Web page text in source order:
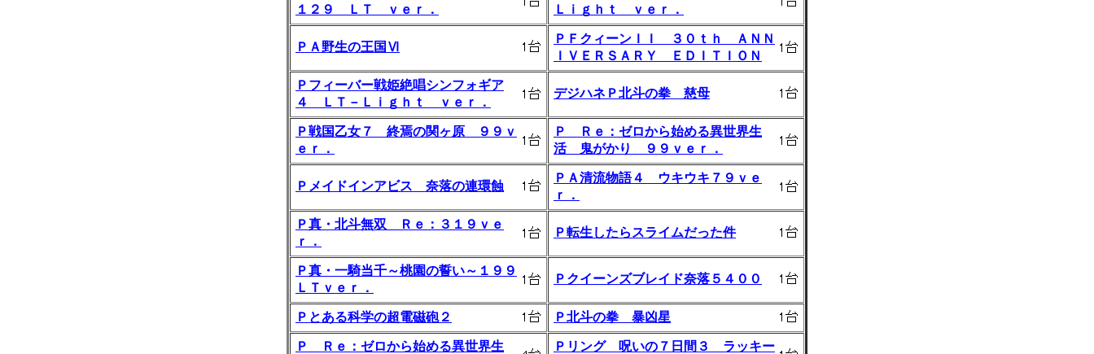
１２９ ＬＴ ｖｅｒ．
Ｌｉｇｈｔ ｖｅｒ．
ＰＡ野生の王国Ⅵ
ＰＦクィーンＩＩ ３０ｔｈ ＡＮＮ
ＩＶＥＲＳＡＲＹ ＥＤＩＴＩＯＮ
Ｐフィーバー戦姫絶唱シンフォギア
４ ＬＴ－Ｌｉｇｈｔ ｖｅｒ．
デジハネＰ北斗の拳 慈母
Ｐ戦国乙女７ 終焉の関ヶ原 ９９ｖ
ｅｒ．
Ｐ Ｒｅ：ゼロから始める異世界生
活 鬼がかり ９９ｖｅｒ．
Ｐメイドインアビス 奈落の連環蝕
ＰＡ清流物語４ ウキウキ７９ｖｅ
ｒ．
Ｐ真・北斗無双 Ｒｅ：３１９ｖｅ
ｒ．
Ｐ転生したらスライムだった件
Ｐ真・一騎当千～桃園の誓い～１９９
ＬＴｖｅｒ．
Ｐクイーンズブレイド奈落５４００
Ｐとある科学の超電磁砲２ Ｐ北斗の拳 暴凶星
Ｐ Ｒｅ：ゼロから始める異世界生
Ｐリング 呪いの７日間３ ラッキー